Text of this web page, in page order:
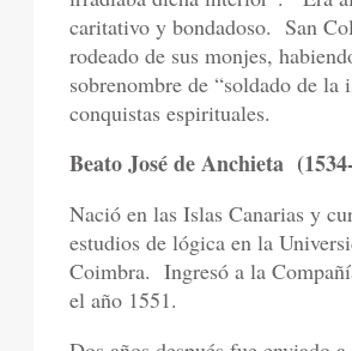
caritativo y bondadoso. San
rodeado de sus monjes,
sobrenombre de “soldado de la
conquistas espirituales.
Beato José de Anchieta
Nació en las Islas Canarias y
estudios de lógica en la
Coimbra. Ingresó a la
el año 1551.